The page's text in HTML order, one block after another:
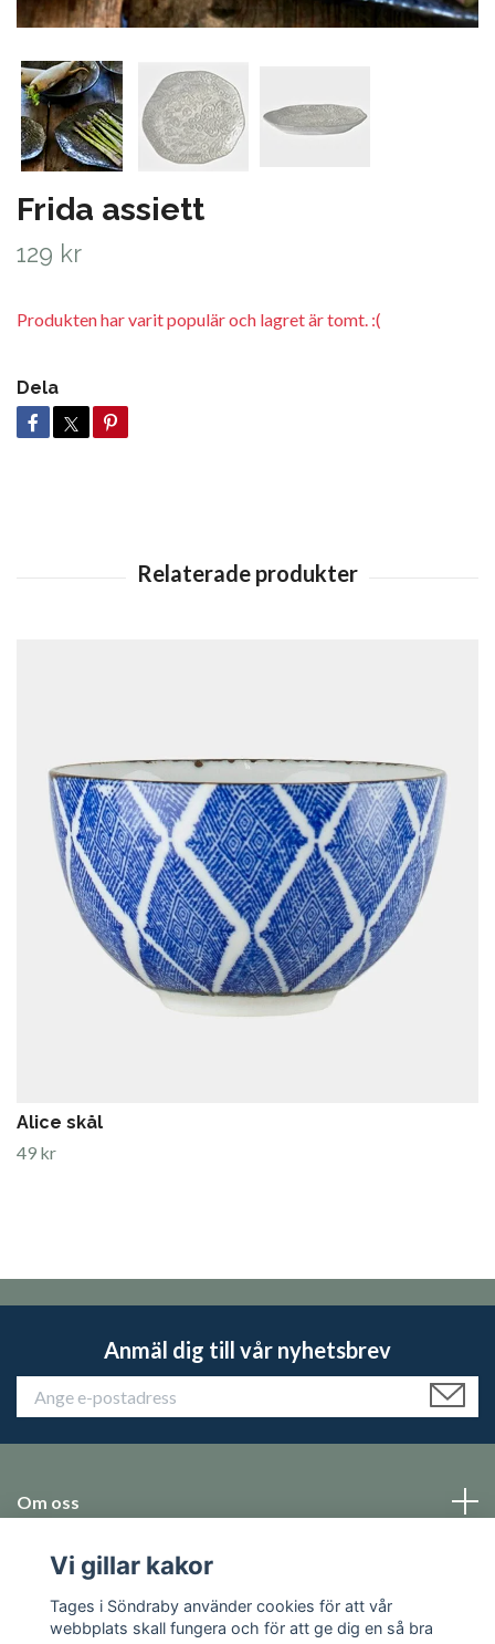
Frida assiett
129 kr
Produkten har varit populär och lagret är tomt. :(
Dela
Alice skål
49 kr
Anmäl dig till vår nyhetsbrev
Om oss
Emballage
Sociala medier
Vi gillar kakor
Tages i Söndraby använder cookies för att vår
webbplats skall fungera och för att ge dig en så bra